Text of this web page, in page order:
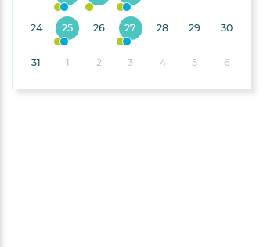
24 25 26 27 28 29 30
31 1 2 3 4 5 6